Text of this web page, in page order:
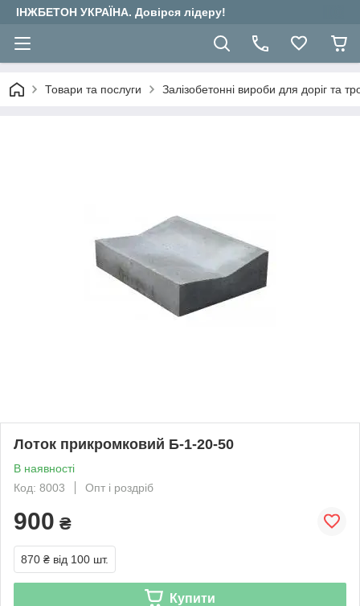
ІНЖБЕТОН УКРАЇНА. Довірся лідеру!
Товари та послуги Залізобетонні вироби для доріг та
Лоток прикромковий Б-1-20-50
В наявності
Код: 8003
Опт і роздріб
900 ₴
870 ₴ від 100 шт.
Купити